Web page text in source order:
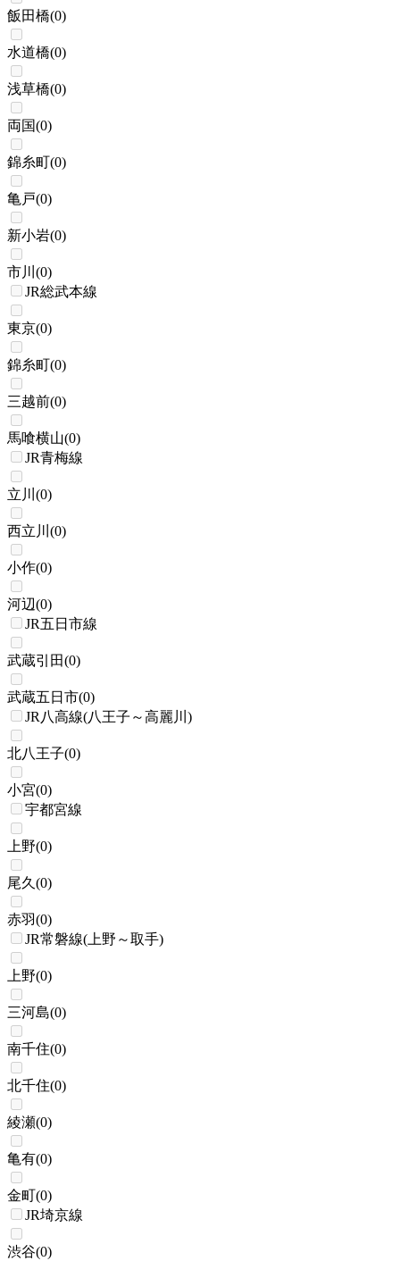
飯田橋(0)
水道橋(0)
浅草橋(0)
両国(0)
錦糸町(0)
亀戸(0)
新小岩(0)
市川 (0)
JR総武本線
東京(0)
錦糸町(0)
三越前(0)
馬喰横山(0)
JR青梅線
立川 (0)
西立川 (0)
小作(0)
河辺(0)
JR五日市線
武蔵引田(0)
武蔵五日市(0)
JR八高線(八王子～高麗川)
北八王子(0)
小宮(0)
宇都宮線
上野(0)
尾久 (0)
赤羽(0)
JR常磐線(上野～取手)
上野(0)
三河島(0)
南千住(0)
北千住(0)
綾瀬(0)
亀有(0)
金町(0)
JR埼京線
渋谷(0)